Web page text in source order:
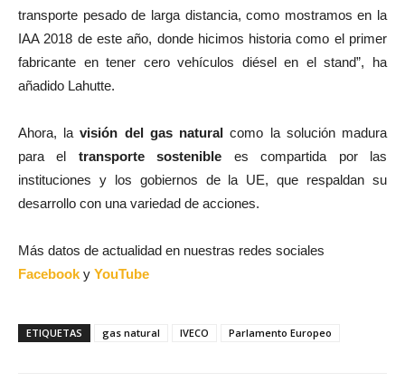
transporte pesado de larga distancia, como mostramos en la
IAA 2018 de este año, donde hicimos historia como el primer
fabricante en tener cero vehículos diésel en el stand”, ha
añadido Lahutte.
Ahora, lavisión del gas natural como la solución madura
para el transporte sostenible es compartida por las
instituciones y los gobiernos de la UE, que respaldan su
desarrollo con una variedad de acciones.
Más datos de actualidad en nuestras redes sociales
Facebook y YouTube
ETIQUETAS gas natural IVECO Parlamento Europeo